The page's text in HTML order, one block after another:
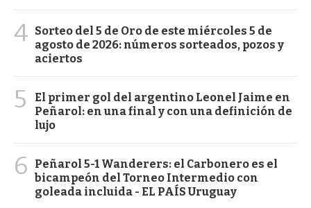
4 Sorteo del 5 de Oro de este miércoles 5 de
agosto de 2026: números sorteados, pozos y
aciertos
5
El primer gol del argentino Leonel Jaime en
Peñarol: en una final y con una definición de
lujo
6
Peñarol 5-1 Wanderers: el Carbonero es el
bicampeón del Torneo Intermedio con
goleada incluida - EL PAÍS Uruguay